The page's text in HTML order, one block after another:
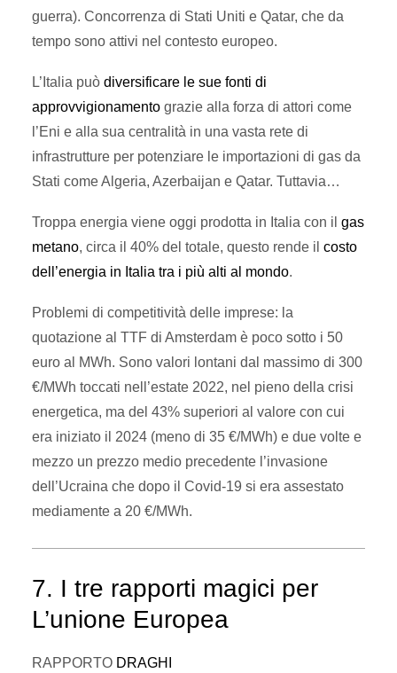
guerra). Concorrenza di Stati Uniti e Qatar, che da
tempo sono attivi nel contesto europeo.
L’Italia può diversificare le sue fonti di
approvvigionamento grazie alla forza di attori come
l’Eni e alla sua centralità in una vasta rete di
infrastrutture per potenziare le importazioni di gas da
Stati come Algeria, Azerbaijan e Qatar. Tuttavia…
Troppa energia viene oggi prodotta in Italia con il gas
metano, circa il 40% del totale, questo rende il costo
dell’energia in Italia tra i più alti al mondo.
Problemi di competitività delle imprese: la
quotazione al TTF di Amsterdam è poco sotto i 50
euro al MWh. Sono valori lontani dal massimo di 300
€/MWh toccati nell’estate 2022, nel pieno della crisi
energetica, ma del 43% superiori al valore con cui
era iniziato il 2024 (meno di 35 €/MWh) e due volte e
mezzo un prezzo medio precedente l’invasione
dell’Ucraina che dopo il Covid-19 si era assestato
mediamente a 20 €/MWh.
7. I tre rapporti magici per
L’unione Europea
RAPPORTO DRAGHI